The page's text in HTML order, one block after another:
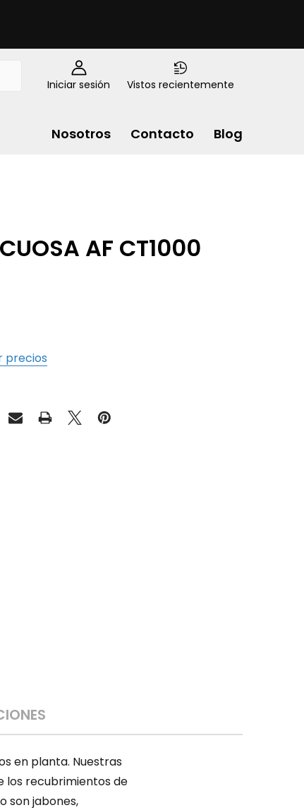
Iniciar sesión Vistos recientemente
Nosotros Contacto Blog
AF CT1000
precios
en planta. Nuestras
los recubrimientos de
son jabones,